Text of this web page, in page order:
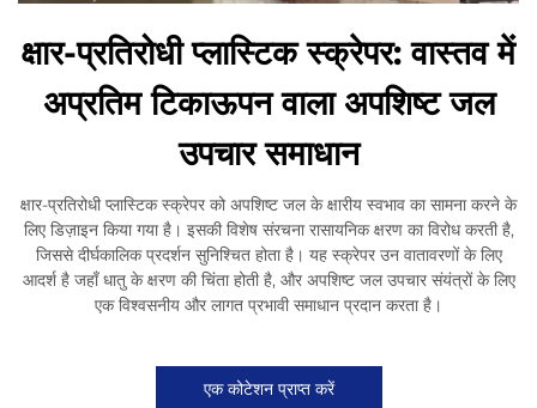
क्षार-प्रतिरोधी प्लास्टिक स्क्रेपर: वास्तव में
अप्रतिम टिकाऊपन वाला अपशिष्ट जल
उपचार समाधान
क्षार-प्रतिरोधी प्लास्टिक स्क्रेपर को अपशिष्ट जल के क्षारीय स्वभाव का सामना करने के
लिए डिज़ाइन किया गया है। इसकी विशेष संरचना रासायनिक क्षरण का विरोध करती है,
जिससे दीर्घकालिक प्रदर्शन सुनिश्चित होता है। यह स्क्रेपर उन वातावरणों के लिए
आदर्श है जहाँ धातु के क्षरण की चिंता होती है, और अपशिष्ट जल उपचार संयंत्रों के लिए
एक विश्वसनीय और लागत प्रभावी समाधान प्रदान करता है।
एक कोटेशन प्राप्त करें